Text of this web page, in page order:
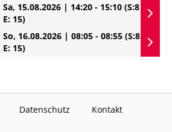
Sa, 15.08.2026 | 14:20 - 15:10 (S:8
E: 15)
So, 16.08.2026 | 08:05 - 08:55 (S:8
E: 15)
Datenschutz Kontakt